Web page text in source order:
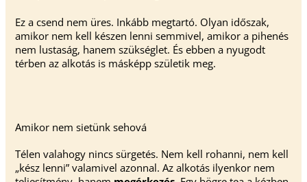
Ez a csend nem üres. Inkább megtartó. Olyan időszak,
amikor nem kell készen lenni semmivel, amikor a pihenés
nem lustaság, hanem szükséglet. És ebben a nyugodt
térben az alkotás is másképp születik meg.
Amikor nem sietünk sehová
Télen valahogy nincs sürgetés. Nem kell rohanni, nem kell
„kész lenni” valamivel azonnal. Az alkotás ilyenkor nem